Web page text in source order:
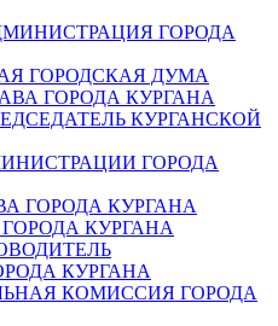
ГОРОДА
ГОРОДСКАЯ ДУМА
ГОРОДА КУРГАНА
КУРГАНСКОЙ
ГОРОДА
ГОРОДА КУРГАНА
КУРГАНА
КУРГАНА
КОМИССИЯ ГОРОДА